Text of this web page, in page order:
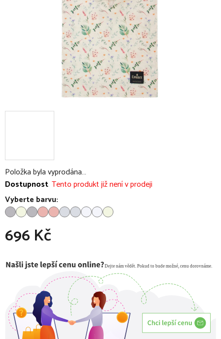
Položka byla vyprodána…
Dostupnost Tento produkt již není v prodeji
Vyberte barvu:
696 Kč